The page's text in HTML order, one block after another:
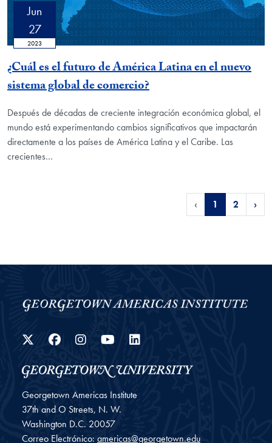
Jun
27
2023
¿Cuál es el futuro de América Latina en el nuevo
sistema global de comercio?
Después de décadas de creciente integración económica global, el
mundo está experimentando cambios significativos que impactarán
directamente a los países de América Latina y el Caribe. Las
crecientes…
‹ 1 2 ›
Twitter
Facebook
Instagram
YouTube
LinkedIn
Georgetown Americas Institute
37th and O Streets, N. W.
Washington D.C. 20057
Correo Electrónico: americas@georgetown.edu